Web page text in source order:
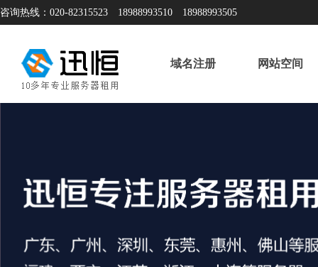
咨询热线：020-82315523 18988993510 18988993505
域名注册 网站空间